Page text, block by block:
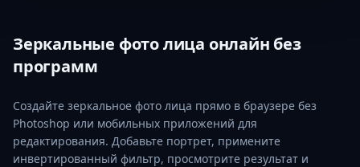
Зеркальные фото лица онлайн без
программ
Создайте зеркальное фото лица прямо в браузере без
Photoshop или мобильных приложений для
редактирования. Добавьте портрет, примените
инвертированный фильтр, просмотрите результат и